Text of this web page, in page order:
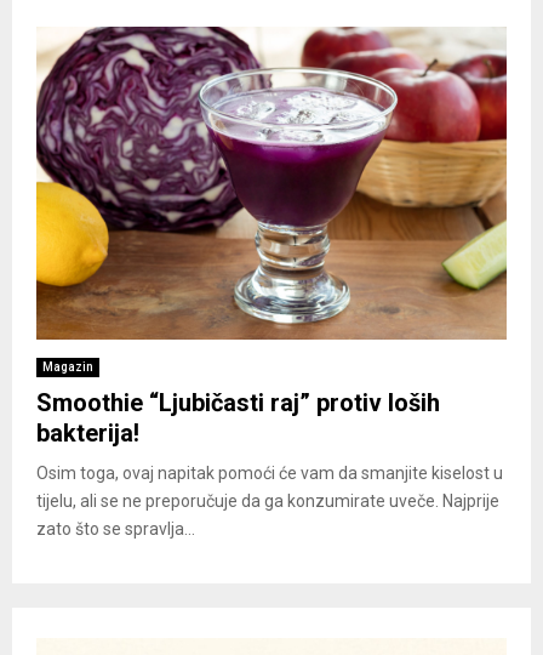
Magazin
Smoothie “Ljubičasti raj” protiv loših
bakterija!
Osim toga, ovaj napitak pomoći će vam da smanjite kiselost u
tijelu, ali se ne preporučuje da ga konzumirate uveče. Najprije
zato što se spravlja...